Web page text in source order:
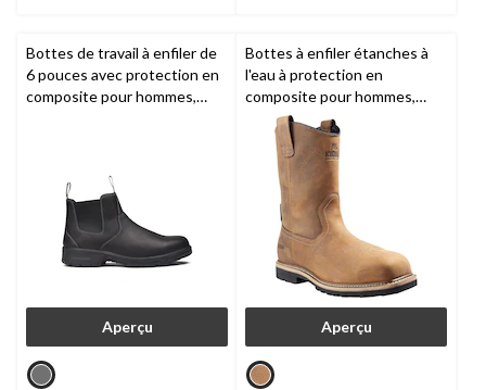
Bottes de travail à enfiler de
6 pouces avec protection en
composite pour hommes,
Aperçu
Bottes à enfiler étanches à
l'eau à protection en
composite pour hommes,
Lundbreck,Kodiak
Aperçu